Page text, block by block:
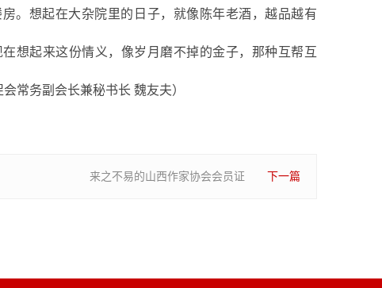
。想起在大杂院里的日子，就像陈年老酒，越品越有
想起来这份情义，像岁月磨不掉的金子，那种互帮互
会常务副会长兼秘书长 魏友夫）
来之不易的山西作家协会会员证 下一篇